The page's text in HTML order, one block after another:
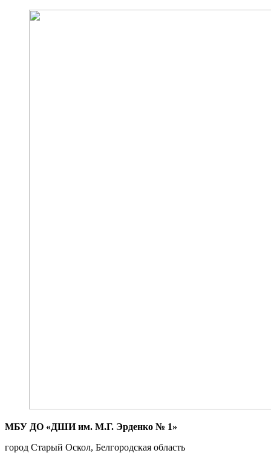
МБУ ДО «ДШИ им. М.Г. Эрденко № 1»
город Старый Оскол, Белгородская область